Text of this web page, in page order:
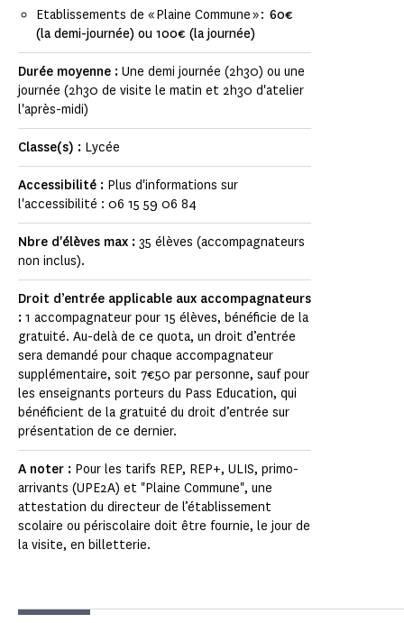
Etablissements de « Plaine Commune » : 60€
(la demi-journée) ou 100€ (la journée)
Durée moyenne : Une demi journée (2h30) ou une
journée (2h30 de visite le matin et 2h30 d'atelier
l'après-midi)
Classe(s) : Lycée
Accessibilité : Plus d'informations sur
l'accessibilité : 06 15 59 06 84
Nbre d'élèves max : 35 élèves (accompagnateurs
non inclus).
Droit d’entrée applicable aux accompagnateurs
: 1 accompagnateur pour 15 élèves, bénéficie de la
gratuité. Au-delà de ce quota, un droit d’entrée
sera demandé pour chaque accompagnateur
supplémentaire, soit 7€50 par personne, sauf pour
les enseignants porteurs du Pass Education, qui
bénéficient de la gratuité du droit d’entrée sur
présentation de ce dernier.
A noter : Pour les tarifs REP, REP+, ULIS, primo-
arrivants (UPE2A) et "Plaine Commune", une
attestation du directeur de l’établissement
scolaire ou périscolaire doit être fournie, le jour de
la visite, en billetterie.